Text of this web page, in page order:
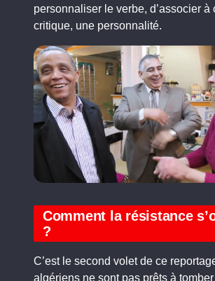
personnaliser le verbe, d’associer à
critique, une personnalité.
Comment la résistance
?
C’est le second volet de ce
algériens ne sont pas prêts à